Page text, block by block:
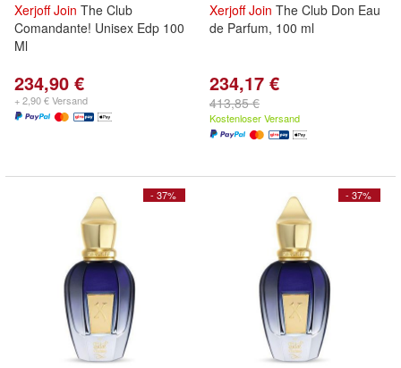
Xerjoff Join The Club
Comandante! Unisex Edp 100
Ml
234,90 €
+ 2,90 € Versand
Xerjoff Join The Club Don Eau
de Parfum, 100 ml
234,17 €
413,85 €
Kostenloser Versand
- 37% - 37%